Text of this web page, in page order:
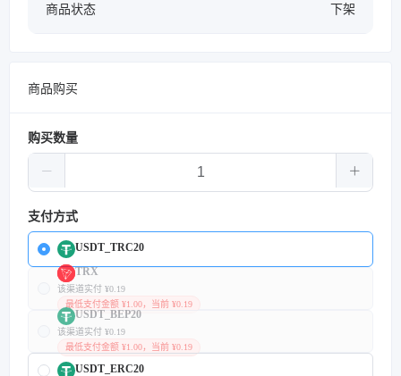
商品状态 下架
商品购买
购买数量
支付方式
USDT_TRC20
TRX
该渠道实付 ¥0.19
最低支付金额 ¥1.00，当前 ¥0.19
USDT_BEP20
该渠道实付 ¥0.19
最低支付金额 ¥1.00，当前 ¥0.19
USDT_ERC20